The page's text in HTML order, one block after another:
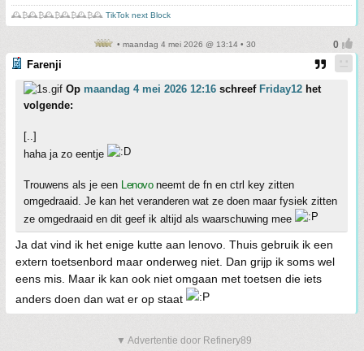
🕰️₿🕰️₿🕰️₿🕰️₿🕰️₿🕰️ TikTok next Block
• maandag 4 mei 2026 @ 13:14 • 30
Farenji
Op maandag 4 mei 2026 12:16 schreef Friday12 het
volgende:
[..]
haha ja zo eentje
Trouwens als je een Lenovoneemt de fn en ctrl key zitten
omgedraaid. Je kan het veranderen wat ze doen maar fysiek zitten
ze omgedraaid en dit geef ik altijd als waarschuwing mee
Ja dat vind ik het enige kutte aan lenovo. Thuis gebruik ik een
extern toetsenbord maar onderweg niet. Dan grijp ik soms wel
eens mis. Maar ik kan ook niet omgaan met toetsen die iets
anders doen dan wat er op staat
▼ Advertentie door Refinery89